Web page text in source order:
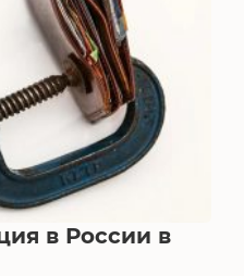
в России в